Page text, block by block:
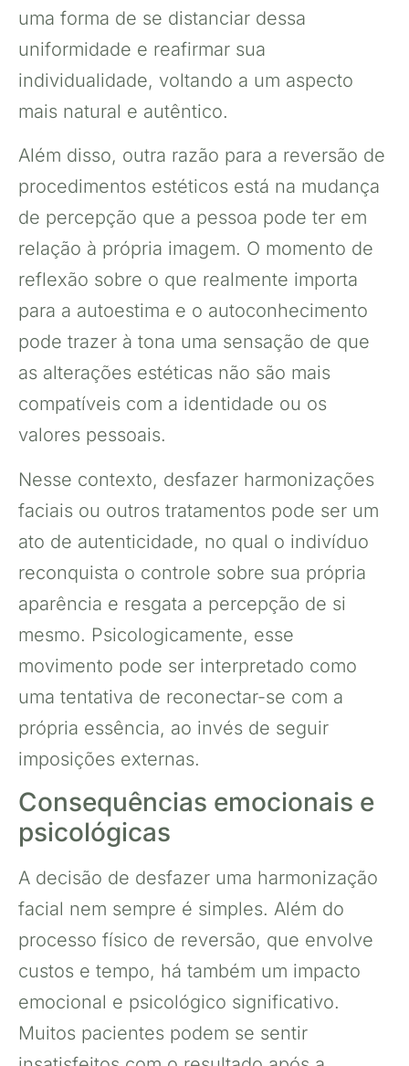
uma forma de se distanciar dessa
uniformidade e reafirmar sua
individualidade, voltando a um aspecto
mais natural e autêntico.
Além disso, outra razão para a reversão de
procedimentos estéticos está na mudança
de percepção que a pessoa pode ter em
relação à própria imagem. O momento de
reflexão sobre o que realmente importa
para a autoestima e o autoconhecimento
pode trazer à tona uma sensação de que
as alterações estéticas não são mais
compatíveis com a identidade ou os
valores pessoais.
Nesse contexto, desfazer harmonizações
faciais ou outros tratamentos pode ser um
ato de autenticidade, no qual o indivíduo
reconquista o controle sobre sua própria
aparência e resgata a percepção de si
mesmo. Psicologicamente, esse
movimento pode ser interpretado como
uma tentativa de reconectar-se com a
própria essência, ao invés de seguir
imposições externas.
Consequências emocionais e
psicológicas
A decisão de desfazer uma harmonização
facial nem sempre é simples. Além do
processo físico de reversão, que envolve
custos e tempo, há também um impacto
emocional e psicológico significativo.
Muitos pacientes podem se sentir